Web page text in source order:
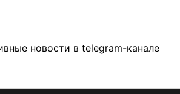
новости в telegram-канале